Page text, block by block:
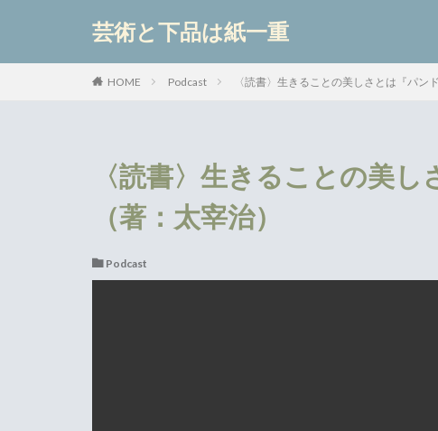
芸術と下品は紙一重
HOME Podcast 〈読書〉生きることの美しさとは『パン
〈読書〉生きることの美し
（著：太宰治）
Podcast
カテゴリー